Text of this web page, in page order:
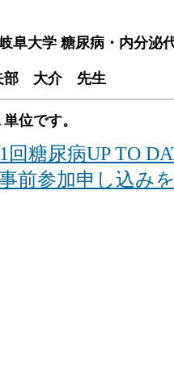
学 糖尿病・内分泌代
大介 先生
位です。
回糖尿病UP TO
前参加申し込み